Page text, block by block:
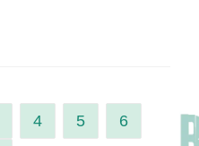
4 5 6